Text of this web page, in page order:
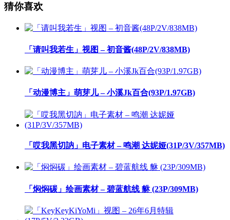
猜你喜欢
「请叫我若生」视图 – 初音酱(48P/2V/838MB)
「动漫博主」萌芽儿 – 小溪Jk百合(93P/1.97GB)
「哎我黑切訥」电子素材 – 鸣潮 达妮娅(31P/3V/357MB)
「焖焖碳」绘画素材 – 碧蓝航线 貅 (23P/309MB)